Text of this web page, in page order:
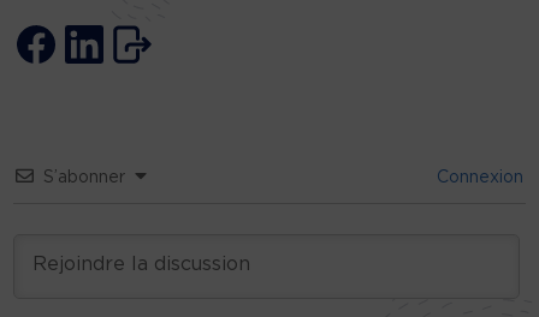
S’abonner Connexion